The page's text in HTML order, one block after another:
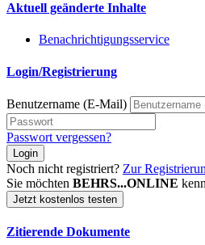
Aktuell geänderte Inhalte
Benachrichtigungsservice
Login/Registrierung
Benutzername (E-Mail)
Passwort vergessen?
Login
Noch nicht registriert? Zur
Sie möchten BEHRS...ONLINE
Jetzt kostenlos testen
Zitierende Dokumente